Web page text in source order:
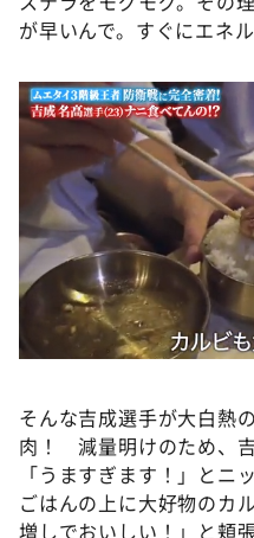
が早いんで。すぐにエネ
そんな吉成選手が大白熱
肉！ 減量明けのため、
「うますぎます！」とニ
ごはんの上に大好物のカ
増しでおいしい！」と頬